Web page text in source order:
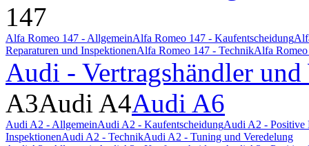
147
Alfa Romeo 147 - AllgemeinAlfa Romeo 147 - Kaufentscheidung
Reparaturen und InspektionenAlfa Romeo 147 - TechnikAlfa
Audi - Vertragshändler und
A3Audi A4Audi A6
Audi A2 - AllgemeinAudi A2 - KaufentscheidungAudi A2 - Positive
InspektionenAudi A2 - TechnikAudi A2 - Tuning und Veredelung